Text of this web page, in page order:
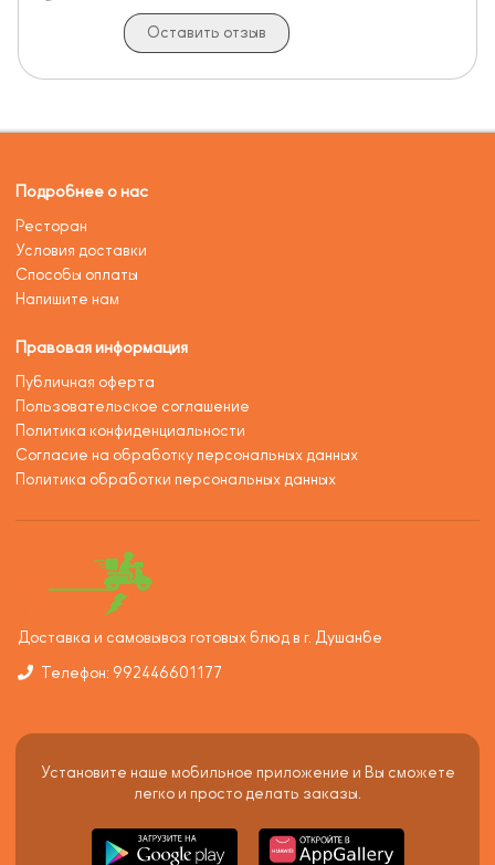
Оставить отзыв
Подробнее о нас
Ресторан
Условия доставки
Способы оплаты
Напишите нам
Правовая информация
Публичная оферта
Пользовательское соглашение
Политика конфиденциальности
Согласие на обработку персональных данных
Политика обработки персональных данных
Доставка и самовывоз готовых блюд в г. Душанбе
Телефон: 992446601177
Установите наше мобильное приложение и Вы сможете
легко и просто делать заказы.